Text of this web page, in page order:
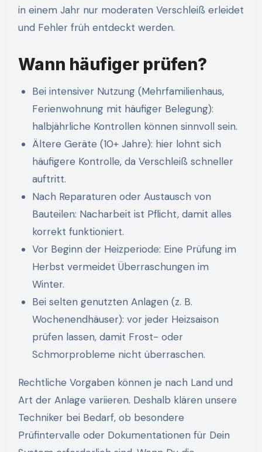
in einem Jahr nur moderaten Verschleiß erleidet
und Fehler früh entdeckt werden.
Wann häufiger prüfen?
Bei intensiver Nutzung (Mehrfamilienhaus,
Ferienwohnung mit häufiger Belegung):
halbjährliche Kontrollen können sinnvoll sein.
Ältere Geräte (10+ Jahre): hier lohnt sich
häufigere Kontrolle, da Verschleiß schneller
auftritt.
Nach Reparaturen oder Austausch von
Bauteilen: Nacharbeit ist Pflicht, damit alles
korrekt funktioniert.
Vor Beginn der Heizperiode: Eine Prüfung im
Herbst vermeidet Überraschungen im
Winter.
Bei selten genutzten Anlagen (z. B.
Wochenendhäuser): vor jeder Heizsaison
prüfen lassen, damit Frost- oder
Schmorprobleme nicht überraschen.
Rechtliche Vorgaben können je nach Land und
Art der Anlage variieren. Deshalb klären unsere
Techniker bei Bedarf, ob besondere
Prüfintervalle oder Dokumentationen für Dein